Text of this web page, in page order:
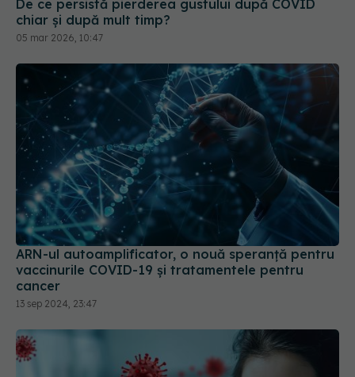
De ce persistă pierderea gustului după COVID
chiar și după mult timp?
05 mar 2026, 10:47
ARN-ul autoamplificator, o nouă speranță pentru
vaccinurile COVID-19 și tratamentele pentru
cancer
13 sep 2024, 23:47